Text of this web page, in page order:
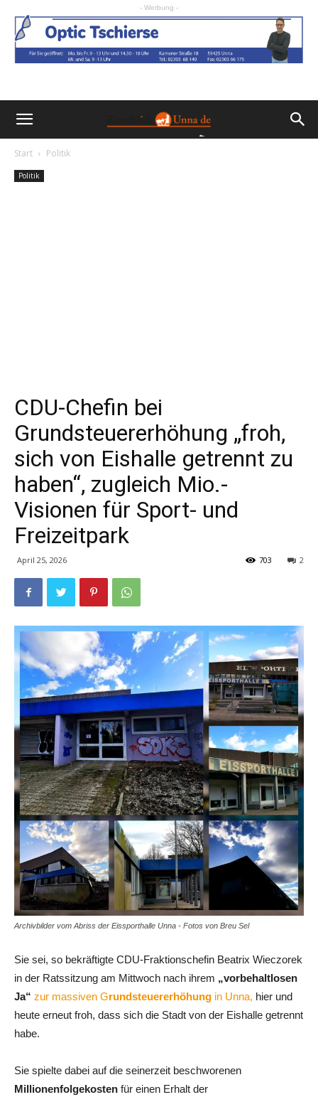
- Werbung -
Start Politik
Politik
CDU-Chefin bei
Grundsteuererhöhung „froh,
sich von Eishalle getrennt zu
haben“, zugleich Mio.-
Visionen für Sport- und
Freizeitpark
April 25, 2026 2
703
Archivbilder vom Abriss der Eissporthalle Unna - Fotos von Breu Sel
Sie sei, so bekräftigte CDU-Fraktionschefin Beatrix Wieczorek
in der Ratssitzung am Mittwoch nach ihrem „vorbehaltlosen
Ja“ zur massiven Grundsteuererhöhung in Unna, hier und
heute erneut froh, dass sich die Stadt von der Eishalle getrennt
habe.
Sie spielte dabei auf die seinerzeit beschworenen
Millionenfolgekosten für einen Erhalt der